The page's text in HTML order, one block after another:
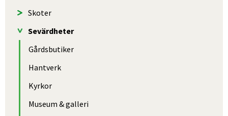
Skoter
Sevärdheter
Gårdsbutiker
Hantverk
Kyrkor
Museum & galleri